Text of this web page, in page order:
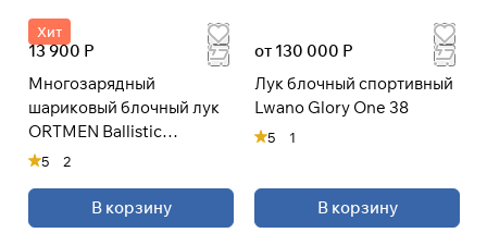
Хит
13 900 Р
Многозарядный
шариковый блочный лук
ORTMEN Ballistic
(Шаромет)
5 2
В корзину
от 130 000 Р
Лук блочный спортивный
Lwano Glory One 38
5 1
В корзину